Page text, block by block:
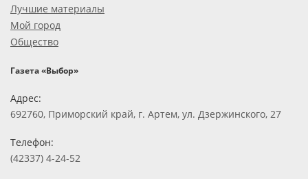
Лучшие материалы
Мой город
Общество
Газета «Выбор»
Адрес:
692760, Приморский край, г. Артем, ул. Дзержинского, 27
Телефон:
(42337) 4-24-52